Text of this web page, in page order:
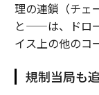
理の連鎖（チェ
と——は、ドロ
イス上の他のコ
規制当局も